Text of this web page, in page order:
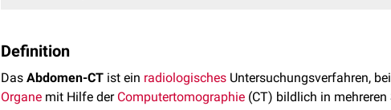
Definition
Das Abdomen-CT ist ein radiologisches Untersuchungsverfahren,
Organe mit Hilfe der Computertomographie (CT) bildlich in